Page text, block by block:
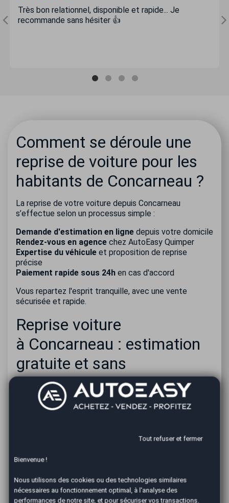
Très bon relationnel, disponible et rapide... Je
recommande sans hésiter 👍
Comment se déroule une
reprise de voiture pour les
habitants de Concarneau ?
La reprise de votre voiture depuis Concarneau
s’effectue selon un processus simple :
Demande d'estimation en ligne depuis votre domicile
Rendez-vous en agence chez AutoEasy Quimper
Expertise du véhicule et proposition de reprise
précise
Paiement rapide sous 24h en cas d'accord
Vous repartez l'esprit tranquille, avec une vente
sécurisée et rapide.
Reprise voiture
à Concarneau : estimation
gratuite et sans
engagement
L’estimation proposée par AutoEasy aux
établi en tenant compte des caractéristiques du
Si la solution de reprise ne correspond pas à votre
objectif, notre équipe peut également vous orienter
vers une alternative comme le dépôt-vente, afin
d’optimiser la valorisation de votre véhicule.
Tout refuser et fermer
Bienvenue !
Nous utilisons des cookies ou des technologies similaires
nécessaires au fonctionnement optimal, à l'analyse des
performances de notre site, et pour sécuriser vos transactions.